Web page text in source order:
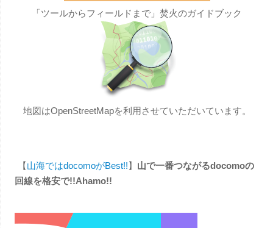
「ツールからフィールドまで」焚火のガイドブック
地図はOpenStreetMapを利用させていただいています。
【山海ではdocomoがBest!!】 山で一番つながるdocomoの
回線を格安で!!Ahamo!!